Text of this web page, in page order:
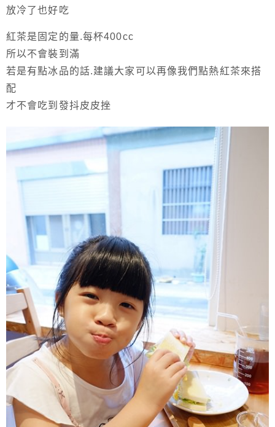
放冷了也好吃
紅茶是固定的量.每杯400cc
所以不會裝到滿
若是有點冰品的話.建議大家可以再像我們點熱紅茶來搭
配
才不會吃到發抖皮皮挫